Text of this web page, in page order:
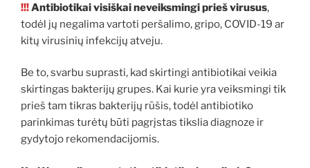
!!!Antibiotikai visiškai neveiksmingi prieš virusus,
todėl jų negalima vartoti peršalimo, gripo, COVID-19 ar
kitų virusinių infekcijų atveju.
Be to, svarbu suprasti, kad skirtingi antibiotikai veikia
skirtingas bakterijų grupes. Kai kurie yra veiksmingi tik
prieš tam tikras bakterijų rūšis, todėl antibiotiko
parinkimas turėtų būti pagrįstas tikslia diagnoze ir
gydytojo rekomendacijomis.